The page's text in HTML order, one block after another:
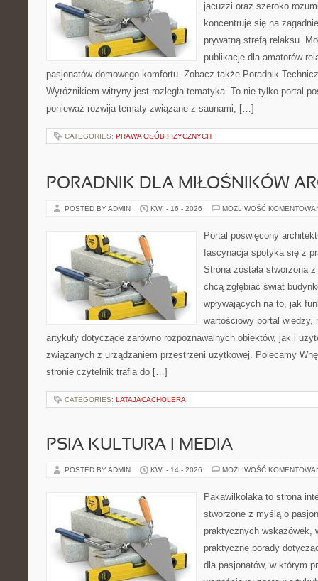
jacuzzi oraz szeroko
koncentruje się na
prywatną strefą relaksu.
publikacje dla amatorów
pasjonatów domowego komfortu. Zobacz także Poradnik
Wyróżnikiem witryny jest rozległa tematyka. To nie tylko portal
ponieważ rozwija tematy związane z saunami, […]
CATEGORIES: PRAWA OSÓB FIZYCZNYCH
PORADNIK DLA MIŁOŚNIKÓW
POSTED BY ADMIN KWI - 16 - 2026 MOŻLIWOŚĆ
Portal poświęcony
fascynacja spotyka się z
Strona została stworzona
chcą zgłębiać świat
wpływających na to, jak
wartościowy portal
artykuły dotyczące zarówno rozpoznawalnych obiektów, jak i
związanych z urządzaniem przestrzeni użytkowej. Polecamy
stronie czytelnik trafia do […]
CATEGORIES: LATAJACACHOLERA
PSIA KULTURA I MEDIA
POSTED BY ADMIN KWI - 14 - 2026 MOŻLIWOŚĆ
Pakawilkolaka to strona
stworzone z myślą o
praktycznych wskazówek,
praktyczne porady
dla pasjonatów, w którym